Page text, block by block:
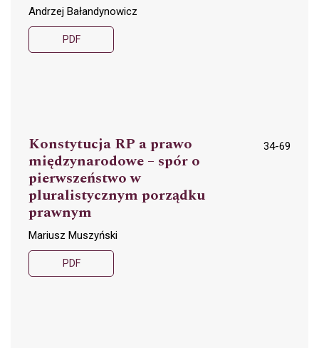
Andrzej Bałandynowicz
PDF
Konstytucja RP a prawo
międzynarodowe – spór o
pierwszeństwo w
pluralistycznym porządku
prawnym
34-69
Mariusz Muszyński
PDF